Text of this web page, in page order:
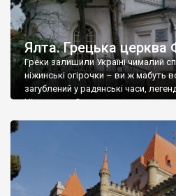
Ялта. Грецька церква
Греки залишили Україні чималий
ніжинські огірочки – ви ж мабуть
загублений у радянські часи,
Ніжин греки?